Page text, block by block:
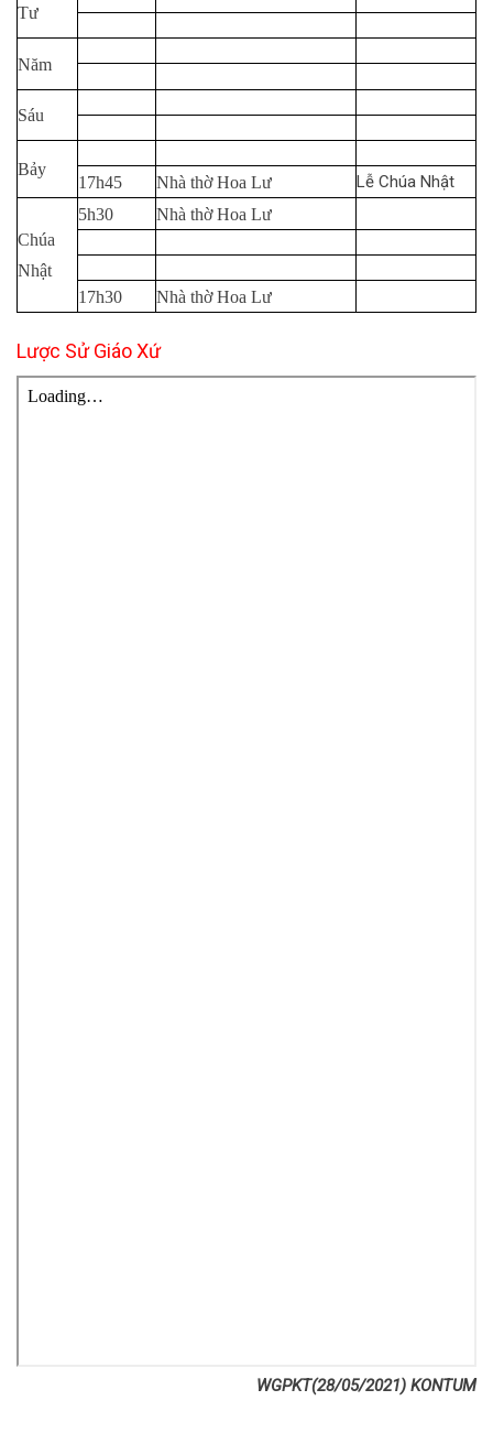
Tư
Năm
Sáu
Bảy
17h45 Nhà thờ Hoa Lư Lễ Chúa Nhật
Chúa
Nhật
5h30 Nhà thờ Hoa Lư
17h30 Nhà thờ Hoa Lư
Lược Sử Giáo Xứ
WGPKT(28/05/2021) KONTUM